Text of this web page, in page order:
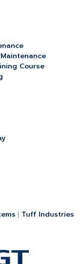
Course
Tuff Industries